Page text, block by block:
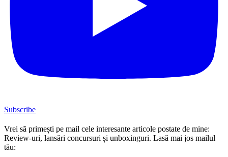
Subscribe
Vrei să primești pe mail cele interesante articole postate de mine:
Review-uri, lansări concursuri și unboxinguri. Lasă mai jos mailul
tău: